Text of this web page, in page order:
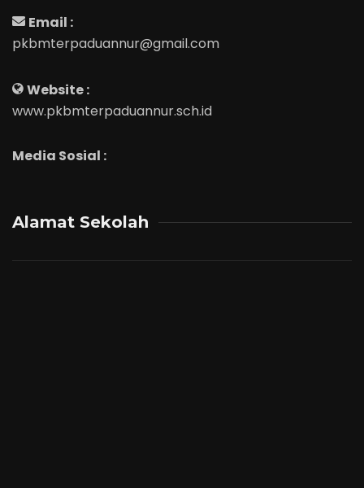
Email :
pkbmterpaduannur@gmail.com
Website :
www.pkbmterpaduannur.sch.id
Media Sosial :
Alamat Sekolah